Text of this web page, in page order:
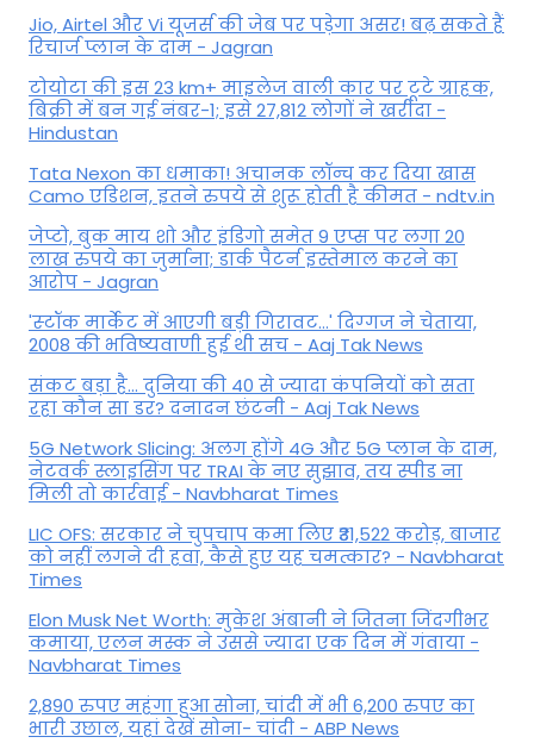
Jio, Airtel और Vi यूजर्स की जेब पर पड़ेगा असर! बढ़ सकते हैं
रिचार्ज प्लान के दाम - Jagran
टोयोटा की इस 23 km+ माइलेज वाली कार पर टूटे ग्राहक,
बिक्री में बन गई नंबर-1; इसे 27,812 लोगों ने खरीदा -
Hindustan
Tata Nexon का धमाका! अचानक लॉन्च कर दिया खास
Camo एडिशन, इतने रुपये से शुरू होती है कीमत - ndtv.in
जेप्टो, बुक माय शो और इंडिगो समेत 9 एप्स पर लगा 20
लाख रुपये का जुर्माना; डार्क पैटर्न इस्तेमाल करने का
आरोप - Jagran
'स्‍टॉक मार्केट में आएगी बड़ी गिरावट...' दिग्‍गज ने चेताया,
2008 की भविष्यवाणी हुई थी सच - Aaj Tak News
संकट बड़ा है... दुनिया की 40 से ज्यादा कंपनियों को सता
रहा कौन सा डर? दनादन छंटनी - Aaj Tak News
5G Network Slicing: अलग होंगे 4G और 5G प्लान के दाम,
नेटवर्क स्लाइसिंग पर TRAI के नए सुझाव, तय स्पीड ना
मिली तो कार्रवाई - Navbharat Times
LIC OFS: सरकार ने चुपचाप कमा लिए ₹31,522 करोड़, बाजार
को नहीं लगने दी हवा, कैसे हुए यह चमत्कार? - Navbharat
Times
Elon Musk Net Worth: मुकेश अंबानी ने जितना जिंदगीभर
कमाया, एलन मस्क ने उससे ज्यादा एक दिन में गंवाया -
Navbharat Times
2,890 रुपए महंगा हुआ सोना, चांदी में भी 6,200 रुपए का
भारी उछाल, यहां देखें सोना- चांदी - ABP News